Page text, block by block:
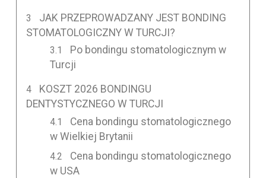
JAK PRZEPROWADZANY JEST BONDING
STOMATOLOGICZNY W TURCJI?
Po bondingu stomatologicznym w
Turcji
KOSZT 2026 BONDINGU
DENTYSTYCZNEGO W TURCJI
Cena bondingu stomatologicznego
w Wielkiej Brytanii
Cena bondingu stomatologicznego
w USA